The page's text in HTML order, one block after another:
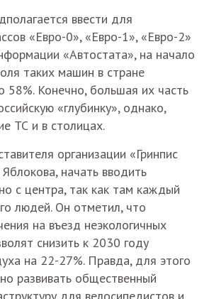
ввести для
«Евро-0», «Евро-1», «Евро-2»
«Автостата», на начало
таких машин в стране
58%. Конечно, большая их часть
«глубинку», однако,
ТС и в столицах.
организации «Гринпис
начать вводить
с центра, так как там каждый
людей. Он отметил, что
на въезд неэкологичных
снизить к 2030 году
на 22-27%. Правда, для этого
развивать общественный